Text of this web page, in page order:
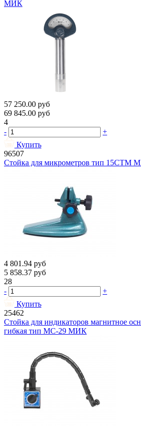
МИК
57 250.00 руб
69 845.00 руб
4
-
+
Купить
96507
Стойка для микрометров тип 15СТМ
4 801.94 руб
5 858.37 руб
28
-
+
Купить
25462
Стойка для индикаторов магнитное
гибкая тип МС-29 МИК